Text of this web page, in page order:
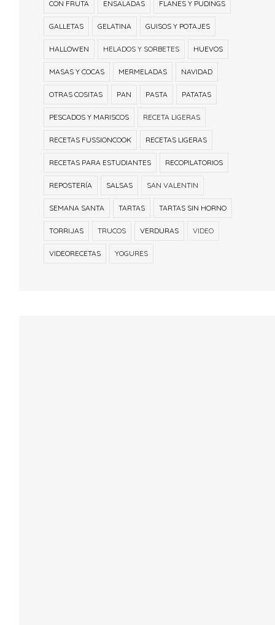
CON FRUTA ENSALADAS FLANES Y PUDINGS
GALLETAS GELATINA GUISOS Y POTAJES
HALLOWEN HELADOS Y SORBETES HUEVOS
MASAS Y COCAS MERMELADAS NAVIDAD
OTRAS COSITAS PAN PASTA PATATAS
PESCADOS Y MARISCOS RECETA LIGERAS
RECETAS FUSSIONCOOK RECETAS LIGERAS
RECETAS PARA ESTUDIANTES RECOPILATORIOS
REPOSTERÍA SALSAS SAN VALENTIN
SEMANA SANTA TARTAS TARTAS SIN HORNO
TORRIJAS TRUCOS VERDURAS VIDEO
VIDEORECETAS YOGURES